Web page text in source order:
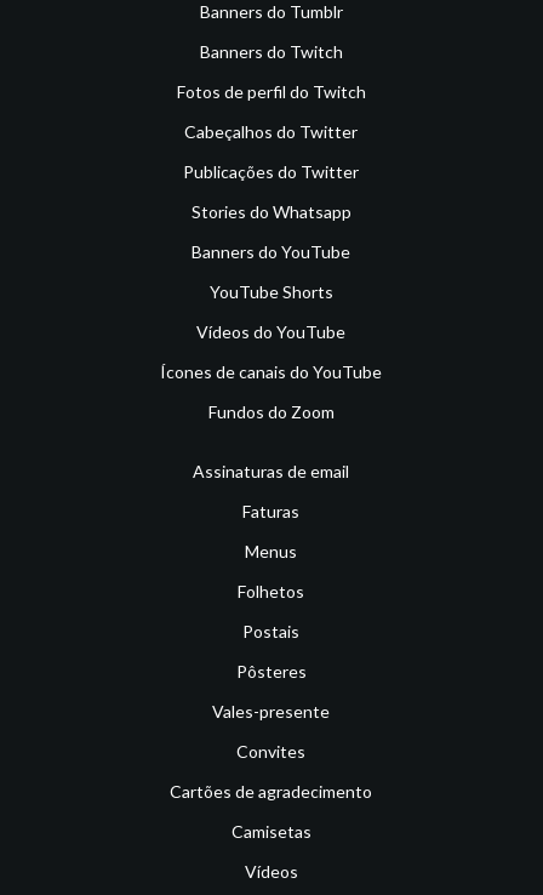
Banners do Tumblr
Banners do Twitch
Fotos de perfil do Twitch
Cabeçalhos do Twitter
Publicações do Twitter
Stories do Whatsapp
Banners do YouTube
YouTube Shorts
Vídeos do YouTube
Ícones de canais do YouTube
Fundos do Zoom
Assinaturas de email
Faturas
Menus
Folhetos
Postais
Pôsteres
Vales-presente
Convites
Cartões de agradecimento
Camisetas
Vídeos